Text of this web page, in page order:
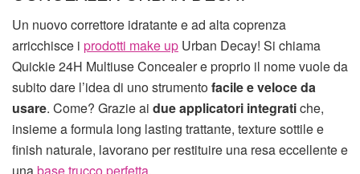
Un nuovo correttore idratante e ad alta coprenza
arricchisce i prodotti make up Urban Decay! Si chiama
Quickie 24H Multiuse Concealer e proprio il nome vuole da
subito dare l’idea di uno strumentofacile e veloce da
usare. Come? Grazie ai due applicatori integratiche,
insieme a formula long lasting trattante, texture sottile e
finish naturale, lavorano per restituire una resa eccellente e